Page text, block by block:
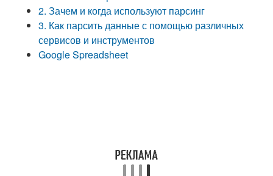
2. Зачем и когда используют парсинг
3. Как парсить данные с помощью различных
сервисов и инструментов
Google Spreadsheet